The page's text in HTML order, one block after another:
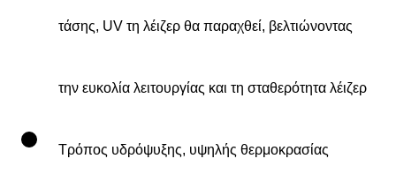
τάσης, UV τη λέιζερ θα παραχθεί, βελτιώνοντας
την ευκολία λειτουργίας και τη σταθερότητα λέιζερ
Τρόπος υδρόψυξης, υψηλής θερμοκρασίας